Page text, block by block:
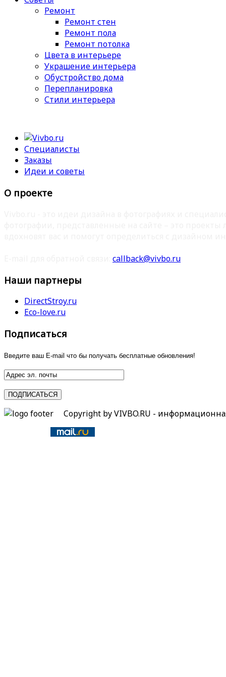
Ремонт
Ремонт стен
Ремонт пола
Ремонт потолка
Цвета в интерьере
Украшение интерьера
Обустройство дома
Перепланировка
Стили интерьера
Специалисты
Заказы
Идеи и советы
О проекте
callback@vivbo.ru
Наши партнеры
DirectStroy.ru
Eco-love.ru
Подписаться
Введите ваш E-mail что бы получать бесплатные обновления!
Copyright by VIVBO.RU -